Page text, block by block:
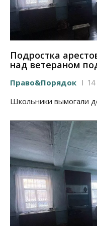
Подростка
над ветераном
Право&Порядок
Школьники вымогали